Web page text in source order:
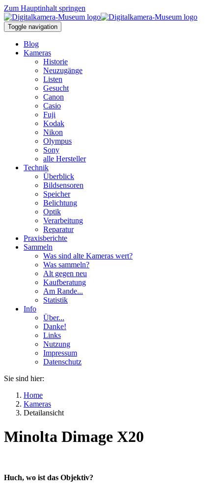
Zum Hauptinhalt springen
Toggle navigation
Blog
Kameras
Historie
Neuzugänge
Listen
Gesucht
Canon
Casio
Fuji
Kodak
Nikon
Olympus
Sony
alle Hersteller
Technik
Überblick
Bildsensoren
Speicher
Belichtung
Optik
Verarbeitung
Reparatur
Praxisberichte
Sammeln
Was sind alte Kameras wert?
Was sammeln?
Alt gegen neu
Kaufberatung
Am Rande...
Statistik
Info
Über...
Danke!
Links
Nutzung
Impressum
Datenschutz
Sie sind hier:
Home
Kameras
Detailansicht
Minolta Dimage X20
Huch, wo ist das Objektiv?